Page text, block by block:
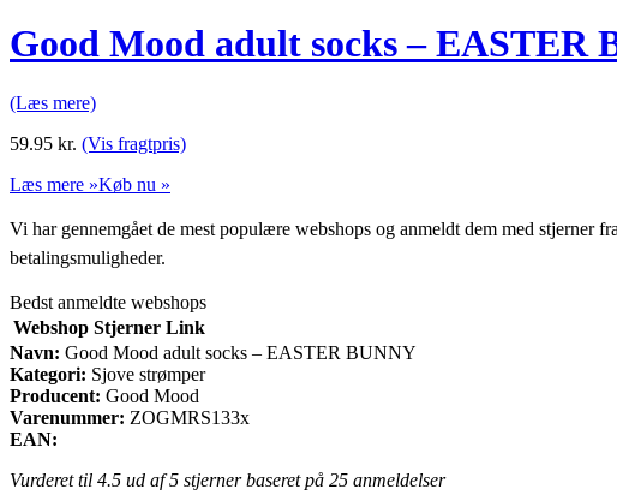
Good Mood adult socks – EASTER
(Læs mere)
59.95 kr. (Vis fragtpris)
Læs mere »Køb nu »
Vi har gennemgået de mest populære webshops og anmeldt dem med stjerner
betalingsmuligheder.
Bedst anmeldte webshops
Webshop Stjerner Link
Navn: Good Mood adult socks – EASTER BUNNY
Kategori: Sjove strømper
Producent: Good Mood
Varenummer: ZOGMRS133x
EAN:
Vurderet til 4.5 ud af 5 stjerner baseret på 25 anmeldelser